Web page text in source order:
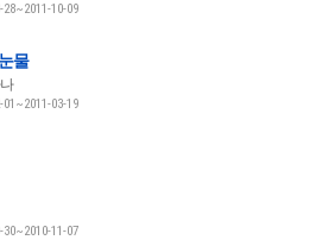
28~2011-10-09
물
01~2011-03-19
30~2010-11-07